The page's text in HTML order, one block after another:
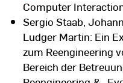
Computer
Sergio Staab,
Ludger Martin: Ein
zum Reengineering
Bereich der